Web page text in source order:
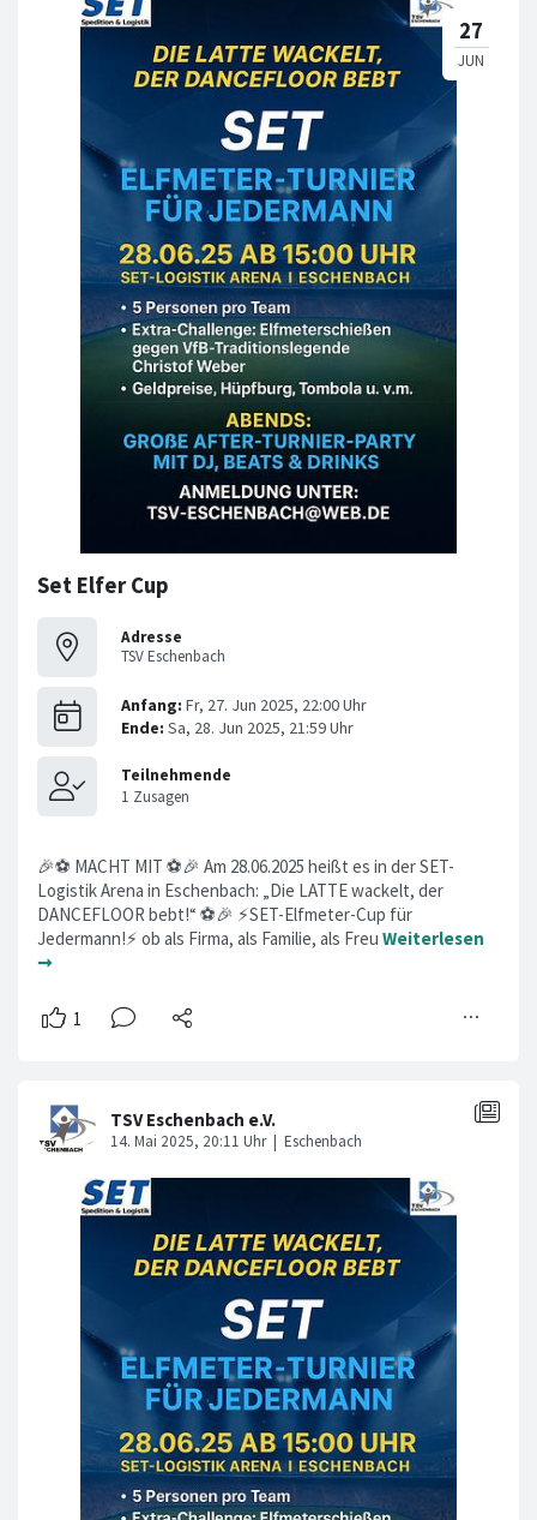
Set Elfer Cup
Adresse
TSV Eschenbach
🎉⚽ MACHT MIT ⚽🎉 Am 28.06.2025 heißt es in der SET-
Logistik Arena in Eschenbach: „Die LATTE wackelt, der
DANCEFLOOR bebt!“ ⚽️🎉 ⚡SET-Elfmeter-Cup für
Jedermann!⚡ ob als Firma, als Familie, als Freu Weiterlesen
➞